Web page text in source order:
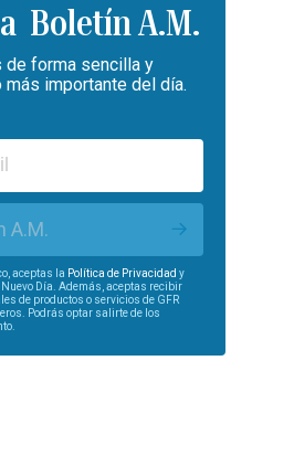
Boletín A.M.
de forma sencilla y
importante del día.
A.M.
aceptas la Política de Privacidad y
Nuevo Día. Además, aceptas recibir
de productos o servicios de GFR
Podrás optar salirte de los